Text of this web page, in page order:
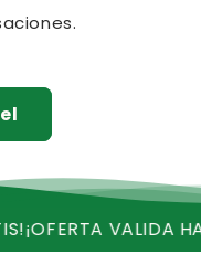
VALIDA HASTA